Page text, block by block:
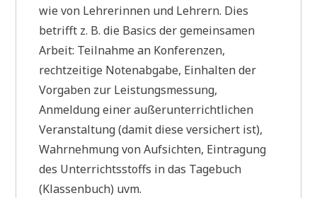
wie von Lehrerinnen und Lehrern. Dies
betrifft z. B. die Basics der gemeinsamen
Arbeit: Teilnahme an Konferenzen,
rechtzeitige Notenabgabe, Einhalten der
Vorgaben zur Leistungsmessung,
Anmeldung einer außerunterrichtlichen
Veranstaltung (damit diese versichert ist),
Wahrnehmung von Aufsichten, Eintragung
des Unterrichtsstoffs in das Tagebuch
(Klassenbuch) uvm.